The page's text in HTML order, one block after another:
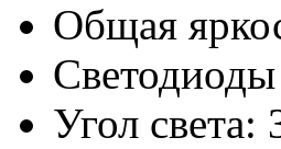
Общая
Угол света: